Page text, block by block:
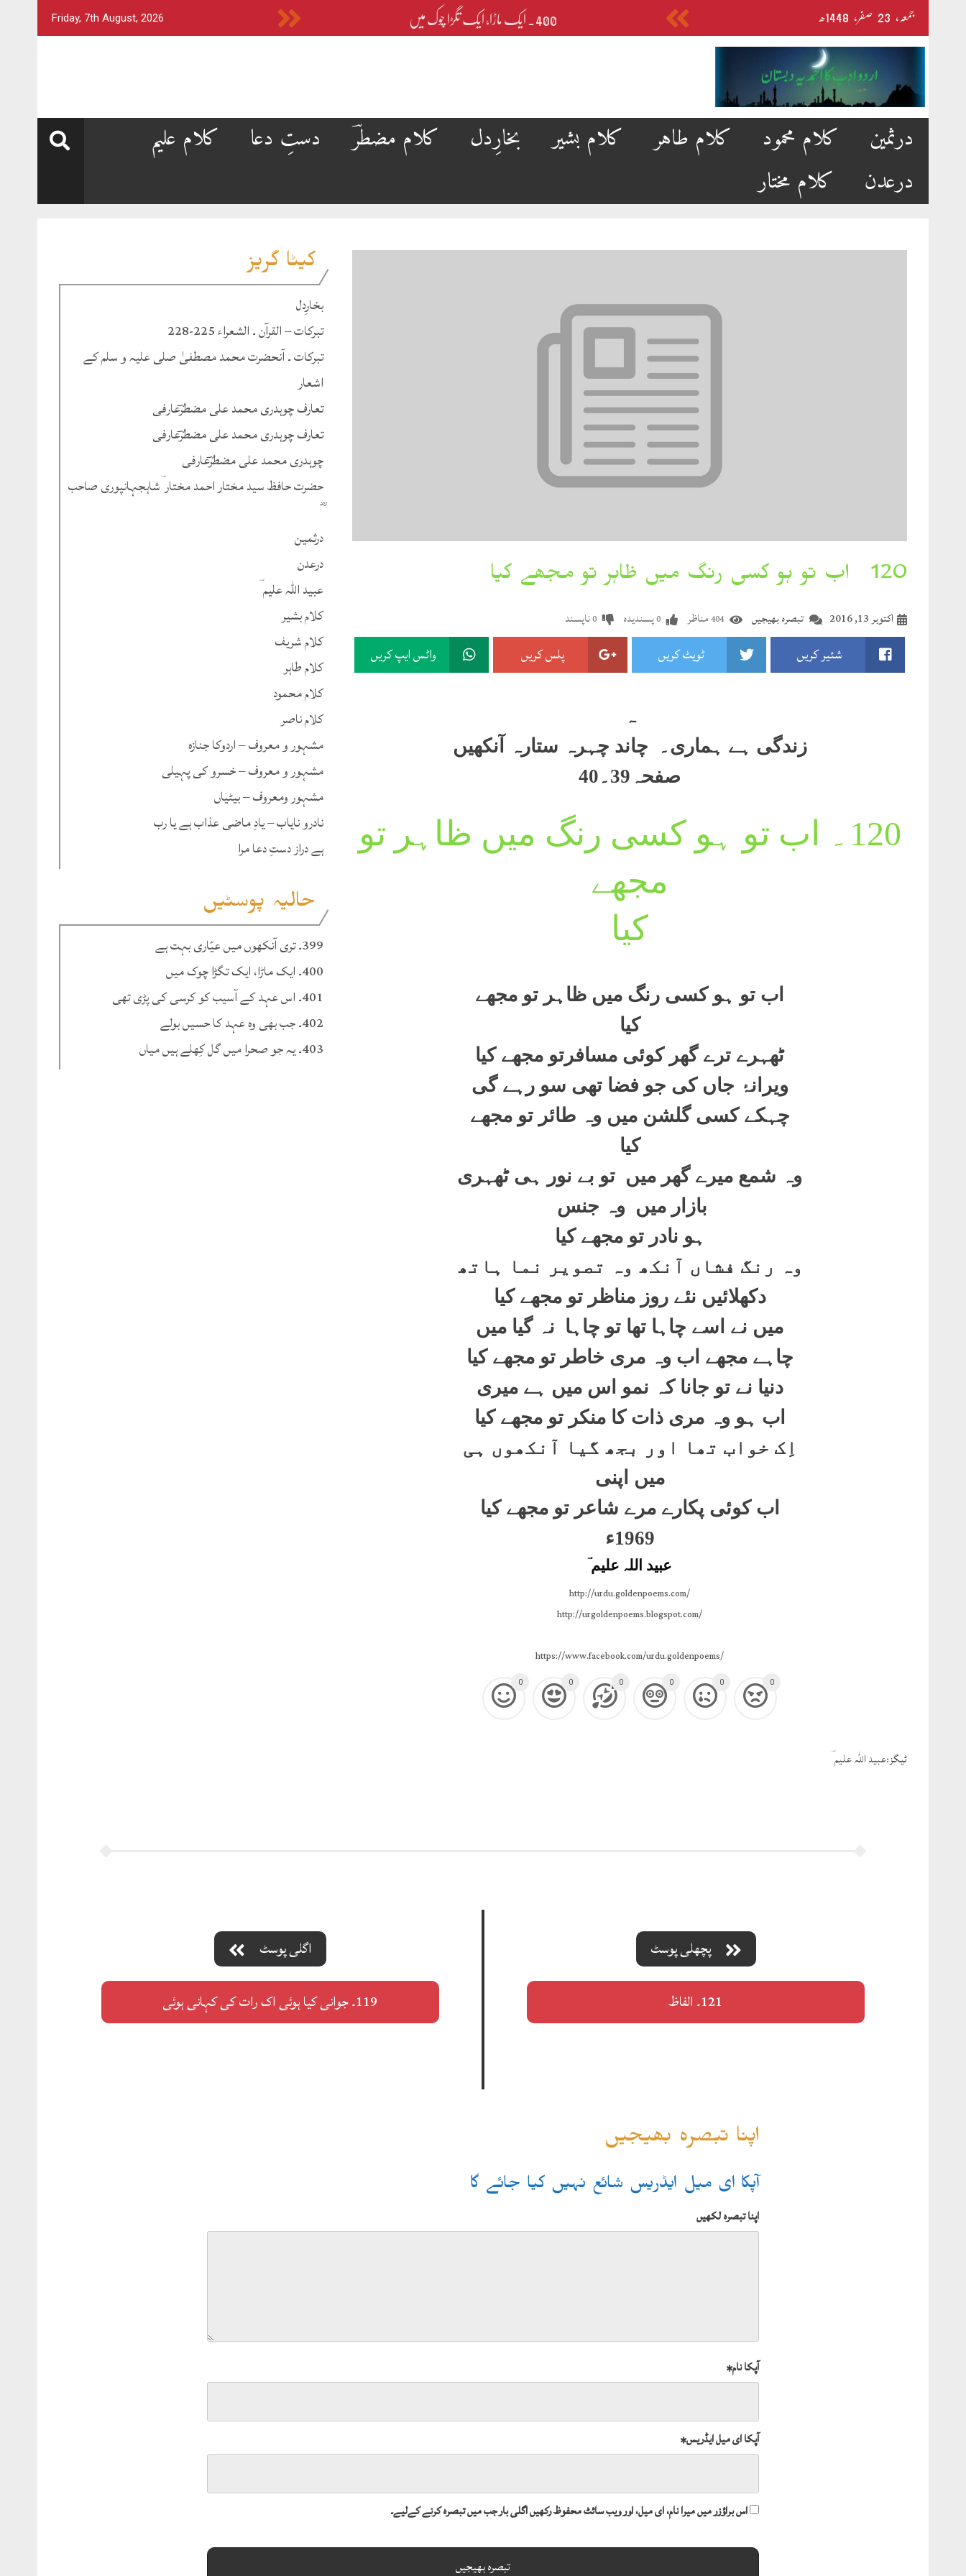
Skip
to
content
جمعہ‬‮، 23 صفر‬، 400۔ ایک ماڑا، ایک تگڑا چوک میں Friday, 7th August, 2026
درثمین کلام محمود کلام طاہر کلام بشیر بخارِدل کلام مضطرؔ دستِ دعا
کلام علیم
درعدن
کلام مختار
کیٹا گریز
بخارِدل
تبرکات – القرآن ۔ الشعراء 225-228
تبرکات ۔ آنحضرت محمد مصطفیٰ صلی علیہ و سلم کے
اشعار
تعارف چوہدری محمد علی مضطرؔعارفی
تعارف چوہدری محمد علی مضطرؔعارفی
چوہدری محمد علی مضطرؔعارفی
حضرت حافظ سید مختار احمد مختار ؔشاہجہانپوری صاحب
ؓ
درثمین
درعدن
عبید اللہ علیم ؔ
کلام بشیر
کلام شریف
کلام طاہر
کلام محمود
کلام ناصر
مشہور و معروف – اردوکا جنازہ
مشہور و معروف – خسرو کی پہیلی
مشہور ومعروف – بیٹیاں
نادرو نایاب – یادِ ماضی عذاب ہے یا رب
ہے دراز دستِ دعا مرا
حالیہ پوسٹیں
399۔ تری آنکھوں میں عیّاری بہت ہے
400۔ ایک ماڑا، ایک تگڑا چوک میں
401۔ اس عہد کے آسیب کو کرسی کی پڑی تھی
402۔ جب بھی وہ عہد کا حسیں بولے
403۔ یہ جو صحرا میں گل کِھلے ہیں میاں
120۔ اب تو ہو کسی رنگ میں ظاہر تو مجھے کیا
تبصرہ بھیجیں اکتوبر 13, 2016 404مناظر 0پسندیدہ 0ناپسند
شئیر کریں ٹویٹ کریں پلس کریں واٹس ایپ کریں
ہ
زندگی ہے ہماری۔ چاند چہرہ ستارہ آنکھیں
صفحہ39۔40
120۔
اب تو ہو کسی رنگ میں ظاہر تو
مجھے
کیا
اب تو ہو کسی رنگ میں ظاہر تو مجھے
کیا
ٹھہرے ترے گھر کوئی مسافرتو مجھے کیا
ویرانۂ جاں کی جو فضا تھی سو رہے گی
چہکے کسی گلشن میں وہ طائر تو مجھے
کیا
وہ شمع میرے گھر میں تو بے نور ہی ٹھہری
بازار میں وہ جنس
ہو نادر تو مجھے کیا
وہ رنگ فشاں آنکھ وہ تصویر نما ہاتھ
دکھلائیں نئے روز مناظر تو مجھے کیا
میں نے اسے چاہا تھا تو چاہا نہ گیا میں
چاہے مجھے اب وہ مری خاطر تو مجھے کیا
دنیا نے تو جانا کہ نمو اس میں ہے میری
اب ہو وہ مری ذات کا منکر تو مجھے کیا
اِک خواب تھا اور بجھ گیا آنکھوں ہی
میں اپنی
اب کوئی پکارے مرے شاعر تو مجھے کیا
1969ء
عبید اللہ علیم ؔ
http://urdu.goldenpoems.com/
http://urgoldenpoems.blogspot.com/
https://www.facebook.com/urdu.goldenpoems/
0 0 0 0 0 0
ٹيگز:عبید اللہ علیم ؔ
اگلی پوسٹ
119۔ جوانی کیا ہوئی اک رات کی کہانی ہوئی
پچھلی پوسٹ
121۔ الفاظ
اپنا تبصرہ بھیجیں
آپکا ای میل ایڈریس شائع نہیں کیا جائے گا
اپنا تبصرہ لکھیں
آپکا نام*
آپکا ای میل ایڈریس*
اس براؤزر میں میرا نام، ای میل، اور ویب سائٹ محفوظ رکھیں اگلی بار جب میں تبصرہ کرنے کےلیے۔